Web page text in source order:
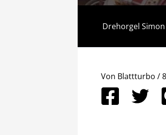
Drehorgel Simon
Von Blattturbo /